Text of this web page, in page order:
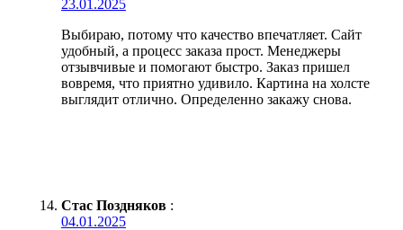
23.01.2025
Выбираю, потому что качество впечатляет. Сайт
удобный, а процесс заказа прост. Менеджеры
отзывчивые и помогают быстро. Заказ пришел
вовремя, что приятно удивило. Картина на холсте
выглядит отлично. Определенно закажу снова.
Стас Поздняков :
04.01.2025